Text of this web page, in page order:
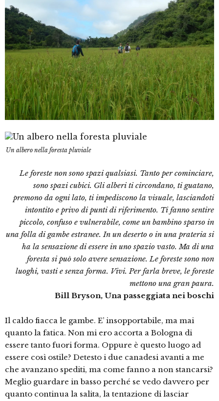
Un albero nella foresta pluviale
Le foreste non sono spazi qualsiasi. Tanto per cominciare,
sono spazi cubici. Gli alberi ti circondano, ti guatano,
premono da ogni lato, ti impediscono la visuale, lasciandoti
intontito e privo di punti di riferimento. Ti fanno sentire
piccolo, confuso e vulnerabile, come un bambino sparso in
una folla di gambe estranee. In un deserto o in una prateria si
ha la sensazione di essere in uno spazio vasto. Ma di una
foresta si può solo avere sensazione. Le foreste sono non
luoghi, vasti e senza forma. Vivi. Per farla breve, le foreste
mettono una gran paura.
Bill Bryson, Una passeggiata nei boschi
Il caldo fiacca le gambe. E’ insopportabile, ma mai
quanto la fatica. Non mi ero accorta a Bologna di
essere tanto fuori forma. Oppure è questo luogo ad
essere così ostile? Detesto i due canadesi avanti a me
che avanzano spediti, ma come fanno a non stancarsi?
Meglio guardare in basso perché se vedo davvero per
quanto continua la salita, la tentazione di lasciar